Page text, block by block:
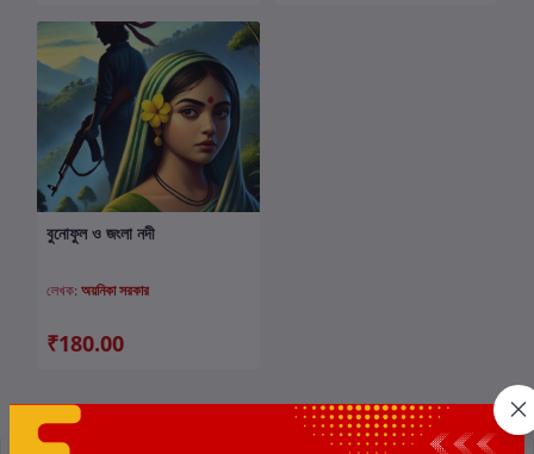
কার্টে যোগ করুন
বুনোফুল ও জংলা নদী
লেখক: অয়নিকা সরকার
₹180.00